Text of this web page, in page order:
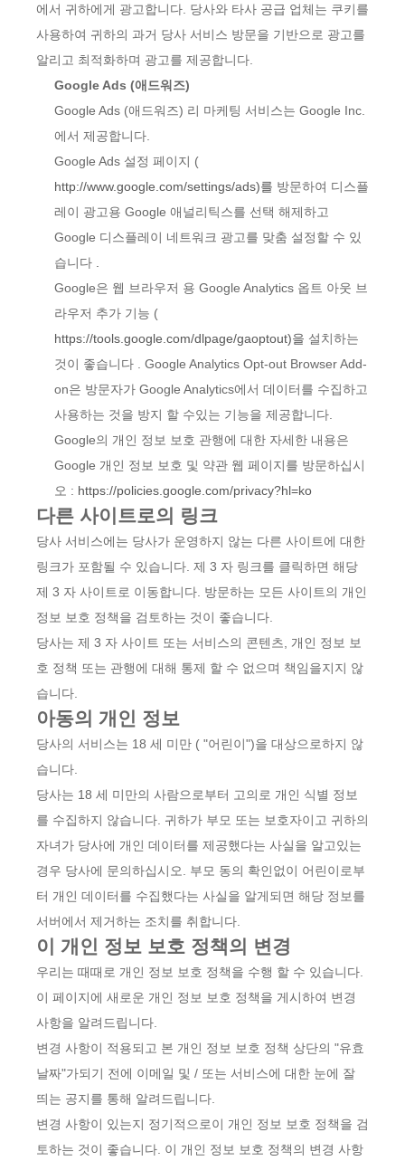
에서 귀하에게 광고합니다. 당사와 타사 공급 업체는 쿠키를
사용하여 귀하의 과거 당사 서비스 방문을 기반으로 광고를
알리고 최적화하며 광고를 제공합니다.
Google Ads (애드워즈)
Google Ads (애드워즈) 리 마케팅 서비스는 Google Inc.
에서 제공합니다.
Google Ads 설정 페이지 (
http://www.google.com/settings/ads)를 방문하여 디스플
레이 광고용 Google 애널리틱스를 선택 해제하고
Google 디스플레이 네트워크 광고를 맞춤 설정할 수 있
습니다
Google은 웹 브라우저 용 Google Analytics 옵트 아웃 브
라우저 추가 기능 (
https://tools.google.com/dlpage/gaoptout)을 설치하는
것이 좋습니다 . Google Analytics Opt-out Browser Add-
on은 방문자가 Google Analytics에서 데이터를 수집하고
사용하는 것을 방지 할 수있는 기능을 제공합니다.
Google의 개인 정보 보호 관행에 대한 자세한 내용은
Google 개인 정보 보호 및 약관 웹 페이지를 방문하십시
오 : https://policies.google.com/privacy?hl=ko
다른 사이트로의 링크
당사 서비스에는 당사가 운영하지 않는 다른 사이트에 대한
링크가 포함될 수 있습니다. 제 3 자 링크를 클릭하면 해당
제 3 자 사이트로 이동합니다. 방문하는 모든 사이트의 개인
정보 보호 정책을 검토하는 것이 좋습니다.
당사는 제 3 자 사이트 또는 서비스의 콘텐츠, 개인 정보 보
호 정책 또는 관행에 대해 통제 할 수 없으며 책임을지지 않
습니다.
아동의 개인 정보
당사의 서비스는 18 세 미만 ( "어린이")을 대상으로하지 않
습니다.
당사는 18 세 미만의 사람으로부터 고의로 개인 식별 정보
를 수집하지 않습니다. 귀하가 부모 또는 보호자이고 귀하의
자녀가 당사에 개인 데이터를 제공했다는 사실을 알고있는
경우 당사에 문의하십시오. 부모 동의 확인없이 어린이로부
터 개인 데이터를 수집했다는 사실을 알게되면 해당 정보를
서버에서 제거하는 조치를 취합니다.
이 개인 정보 보호 정책의 변경
우리는 때때로 개인 정보 보호 정책을 수행 할 수 있습니다.
이 페이지에 새로운 개인 정보 보호 정책을 게시하여 변경
사항을 알려드립니다.
변경 사항이 적용되고 본 개인 정보 보호 정책 상단의 "유효
날짜"가되기 전에 이메일 및 / 또는 서비스에 대한 눈에 잘
띄는 공지를 통해 알려드립니다.
변경 사항이 있는지 정기적으로이 개인 정보 보호 정책을 검
토하는 것이 좋습니다. 이 개인 정보 보호 정책의 변경 사항